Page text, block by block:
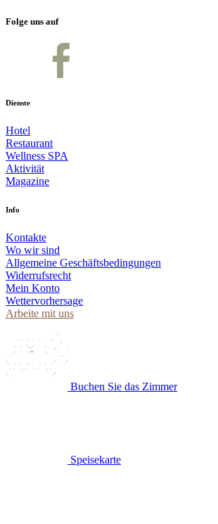
Folge uns auf
Dienste
Hotel
Restaurant
Wellness SPA
Aktivität
Magazine
Info
Kontakte
Wo wir sind
Allgemeine Geschäftsbedingungen
Widerrufsrecht
Mein Konto
Wettervorhersage
Arbeite mit uns
Buchen Sie das Zimmer
Speisekarte